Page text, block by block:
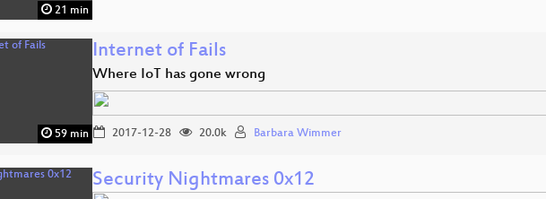
21 min
59 min
Internet of Fails
Where IoT has gone wrong
2017-12-28 20.0k Barbara Wimmer
Security Nightmares 0x12